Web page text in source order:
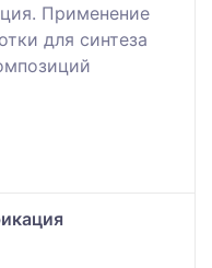
Применение
для синтеза